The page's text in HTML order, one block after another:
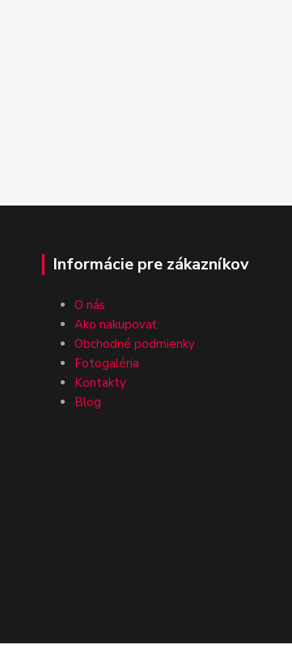
Informácie pre zákazníkov
O nás
Ako nakupovať
Obchodné podmienky
Fotogaléria
Kontakty
Blog